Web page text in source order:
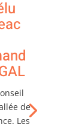
de
Les